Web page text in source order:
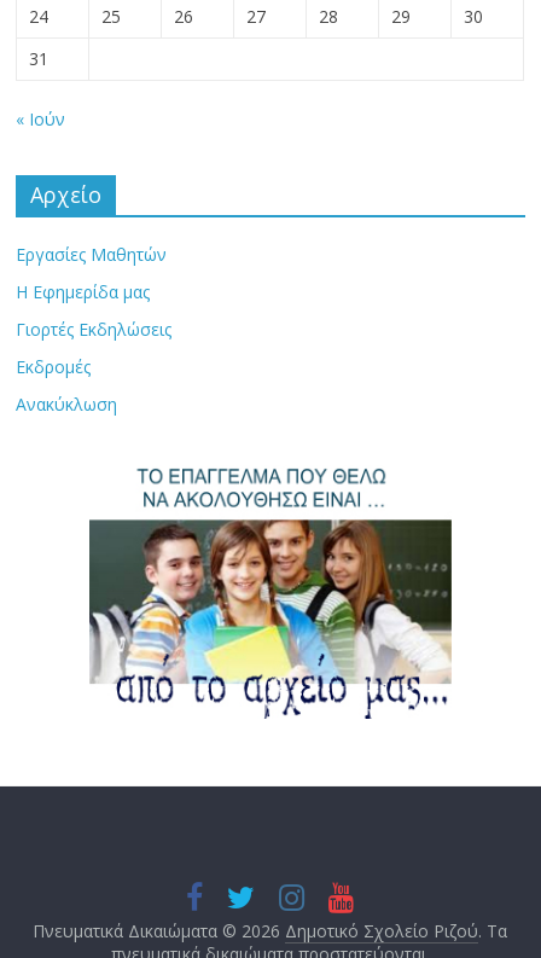
24
25 26 27 28 29
30
31
« Ιούν
Αρχείο
Εργασίες Μαθητών
Η Εφημερίδα μας
Γιορτές Εκδηλώσεις
Εκδρομές
Ανακύκλωση
Πνευματικά Δικαιώματα © 2026 Δημοτικό Σχολείο Ριζού. Τα